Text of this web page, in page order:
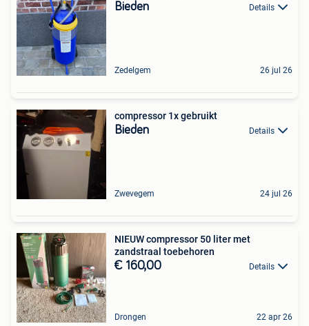
Bieden Details
Zedelgem 26 jul 26
compressor 1x gebruikt
Bieden Details
Zwevegem 24 jul 26
NIEUW compressor 50 liter met
zandstraal toebehoren
€ 160,00 Details
Drongen 22 apr 26